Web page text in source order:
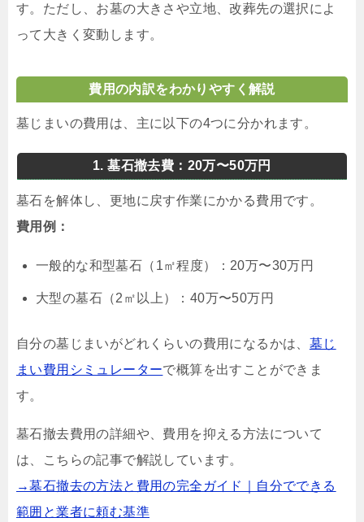
す。ただし、お墓の大きさや立地、改葬先の選択によ
って大きく変動します。
費用の内訳をわかりやすく解説
墓じまいの費用は、主に以下の4つに分かれます。
1. 墓石撤去費：20万〜50万円
墓石を解体し、更地に戻す作業にかかる費用です。
費用例：
一般的な和型墓石（1㎡程度）：20万〜30万円
大型の墓石（2㎡以上）：40万〜50万円
自分の墓じまいがどれくらいの費用になるかは、 墓じ
まい費用シミュレーターで概算を出すことができま
す。
墓石撤去費用の詳細や、費用を抑える方法について
は、こちらの記事で解説しています。
→墓石撤去の方法と費用の完全ガイド｜自分でできる
範囲と業者に頼む基準